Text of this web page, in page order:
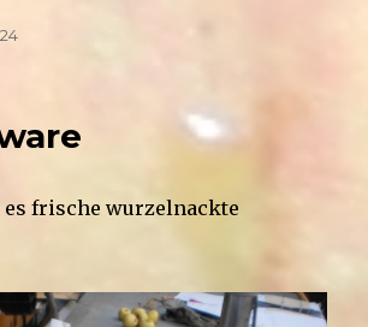
es frische wurzelnackte